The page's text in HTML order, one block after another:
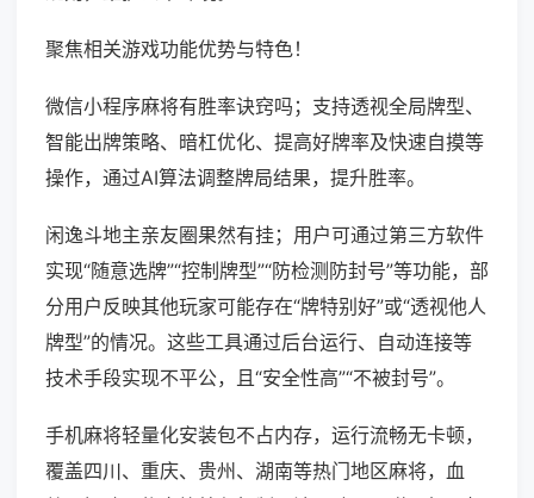
聚焦相关游戏功能优势与特色！
微信小程序麻将有胜率诀窍吗；支持透视全局牌型、
智能出牌策略、暗杠优化、提高好牌率及快速自摸等
操作，通过AI算法调整牌局结果，提升胜率。
闲逸斗地主亲友圈果然有挂；用户可通过第三方软件
实现“随意选牌”“控制牌型”“防检测防封号”等功能，部
分用户反映其他玩家可能存在“牌特别好”或“透视他人
牌型”的情况。这些工具通过后台运行、自动连接等
技术手段实现不平公，且“安全性高”“不被封号”。
手机麻将轻量化安装包不占内存，运行流畅无卡顿，
覆盖四川、重庆、贵州、湖南等热门地区麻将，血